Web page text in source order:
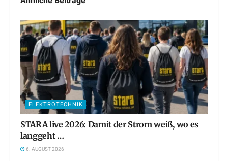
ELEKTROTECHNIK
STARA live 2026: Damit der Strom weiß, wo es
langgeht …
6. AUGUST 2026